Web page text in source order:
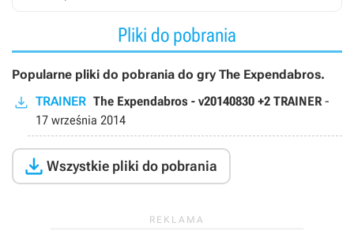
Pliki do pobrania
Popularne pliki do pobrania do gry The Expendabros.
TRAINER The Expendabros - v20140830 +2 TRAINER -
17 września 2014
 Wszystkie pliki do pobrania